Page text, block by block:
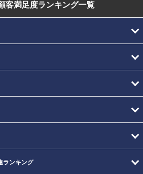
客満足度ランキング一覧
ランキング